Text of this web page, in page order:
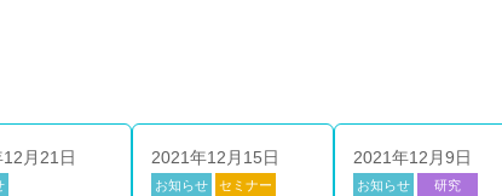
月21日 2021年12月15日
お知らせ セミナー
2021年12月9日
お知らせ 研究